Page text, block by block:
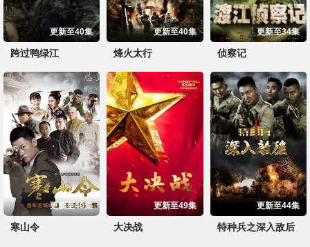
更新至40集
跨过鸭绿江
更新至40集
烽火太行
更新至34集
侦察记
更新至40集
寒山令
更新至49集
大决战
更新至44集
特种兵之深入敌后